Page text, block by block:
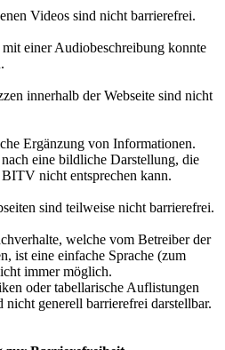
Videos sind nicht barrierefrei.
einer Audiobeschreibung konnte
innerhalb der Webseite sind nicht
Ergänzung von Informationen.
eine bildliche Darstellung, die
nicht entsprechen kann.
sind teilweise nicht barrierefrei.
welche vom Betreiber der
ist eine einfache Sprache (zum
immer möglich.
oder tabellarische Auflistungen
generell barrierefrei darstellbar.